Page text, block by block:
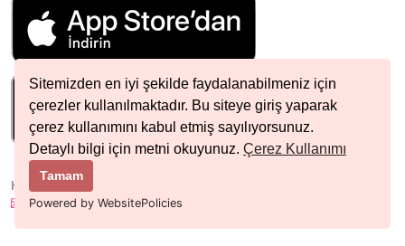
Sitemizden en iyi şekilde faydalanabilmeniz için
çerezler kullanılmaktadır. Bu siteye giriş yaparak
çerez kullanımını kabul etmiş sayılıyorsunuz.
Detaylı bilgi için metni okuyunuz. Çerez Kullanımı
Tamam
Powered by WebsitePolicies
HIZLI İLETIŞIM
info@nobetcieczane.net